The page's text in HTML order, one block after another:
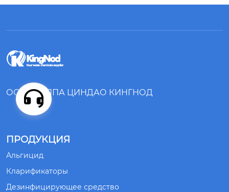
ООО ГРУППА ЦИНДАО КИНГНОД
ПРОДУКЦИЯ
Альгицид
Кларификаторы
Дезинфицирующее средство